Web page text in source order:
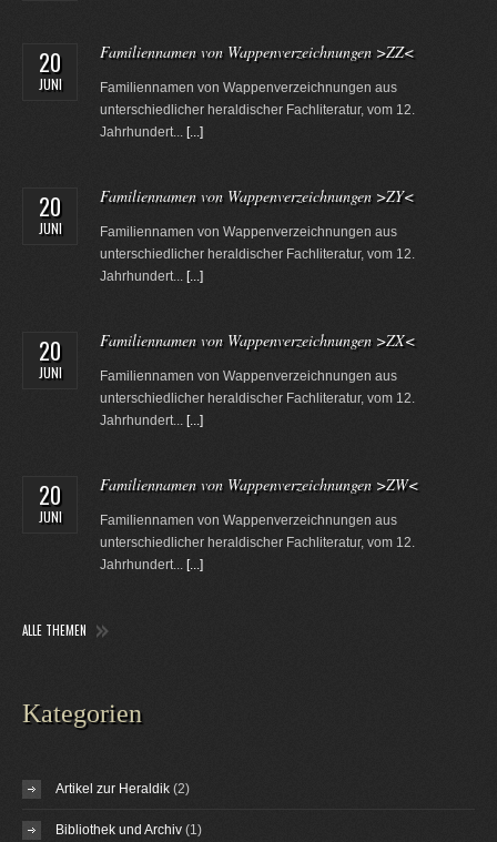
20
JUNI
Familiennamen von Wappenverzeichnungen >ZZ<
Familiennamen von Wappenverzeichnungen aus
unterschiedlicher heraldischer Fachliteratur, vom 12.
Jahrhundert... [...]
20
JUNI
Familiennamen von Wappenverzeichnungen >ZY<
Familiennamen von Wappenverzeichnungen aus
unterschiedlicher heraldischer Fachliteratur, vom 12.
Jahrhundert... [...]
20
JUNI
Familiennamen von Wappenverzeichnungen >ZX<
Familiennamen von Wappenverzeichnungen aus
unterschiedlicher heraldischer Fachliteratur, vom 12.
Jahrhundert... [...]
20
JUNI
Familiennamen von Wappenverzeichnungen >ZW<
Familiennamen von Wappenverzeichnungen aus
unterschiedlicher heraldischer Fachliteratur, vom 12.
Jahrhundert... [...]
ALLE THEMEN
Kategorien
Artikel zur Heraldik (2)
Bibliothek und Archiv (1)